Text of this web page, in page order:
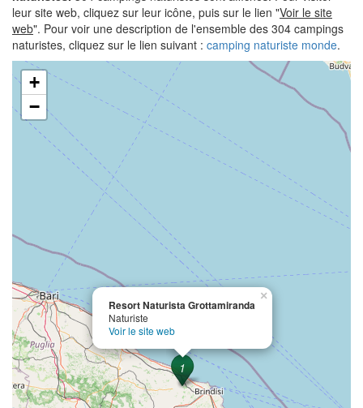
leur site web, cliquez sur leur icône, puis sur le lien "Voir le site
web". Pour voir une description de l'ensemble des 304 campings
naturistes, cliquez sur le lien suivant : camping naturiste monde.
Resort Naturista Grottamiranda
Naturiste
Voir le site web
×
+
−